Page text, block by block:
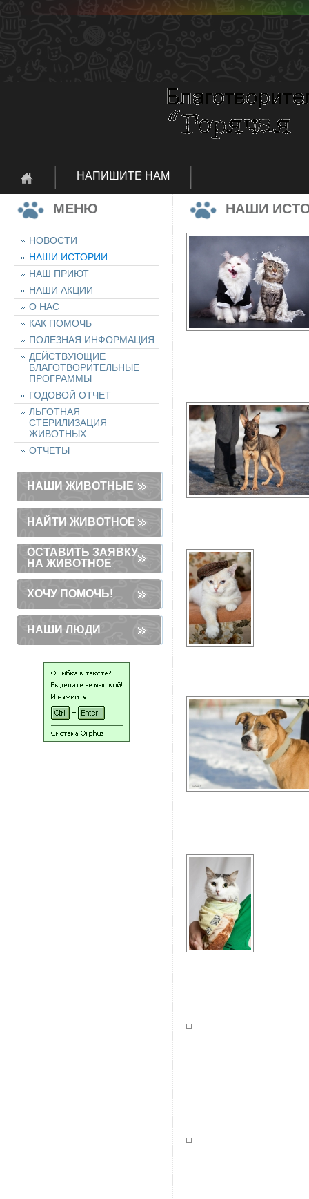
НАПИШИТЕ НАМ
МЕНЮ
НОВОСТИ
НАШИ ИСТОРИИ
НАШ ПРИЮТ
НАШИ АКЦИИ
О НАС
КАК ПОМОЧЬ
ПОЛЕЗНАЯ ИНФОРМАЦИЯ
ДЕЙСТВУЮЩИЕ
БЛАГОТВОРИТЕЛЬНЫЕ
ПРОГРАММЫ
ГОДОВОЙ ОТЧЕТ
ЛЬГОТНАЯ
СТЕРИЛИЗАЦИЯ
ЖИВОТНЫХ
ОТЧЕТЫ
НАШИ ЖИВОТНЫЕ
НАЙТИ ЖИВОТНОЕ
ОСТАВИТЬ ЗАЯВКУ
НА ЖИВОТНОЕ
ХОЧУ ПОМОЧЬ!
НАШИ ЛЮДИ
НАШИ